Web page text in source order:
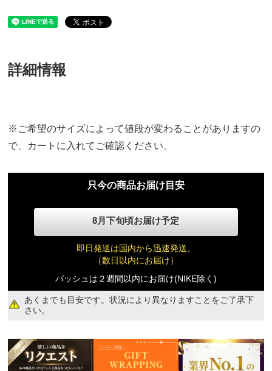
詳細情報
※ご希望のサイズによって値段が変わることがありますの
で、カートに入れてご確認ください。
只今の商品お届け目安
8月下旬頃お届け予定
即日発送は国内から迅速発送。
（数日以内にお届け）
バッシュは２週間以内にお届け(NIKE除く)
あくまでも目安です。状況により異なりますことをご了承下
さい。
25.0cm(40180円)
40,180円(税込)
26.0cm(188920円)
188,920円(税込)